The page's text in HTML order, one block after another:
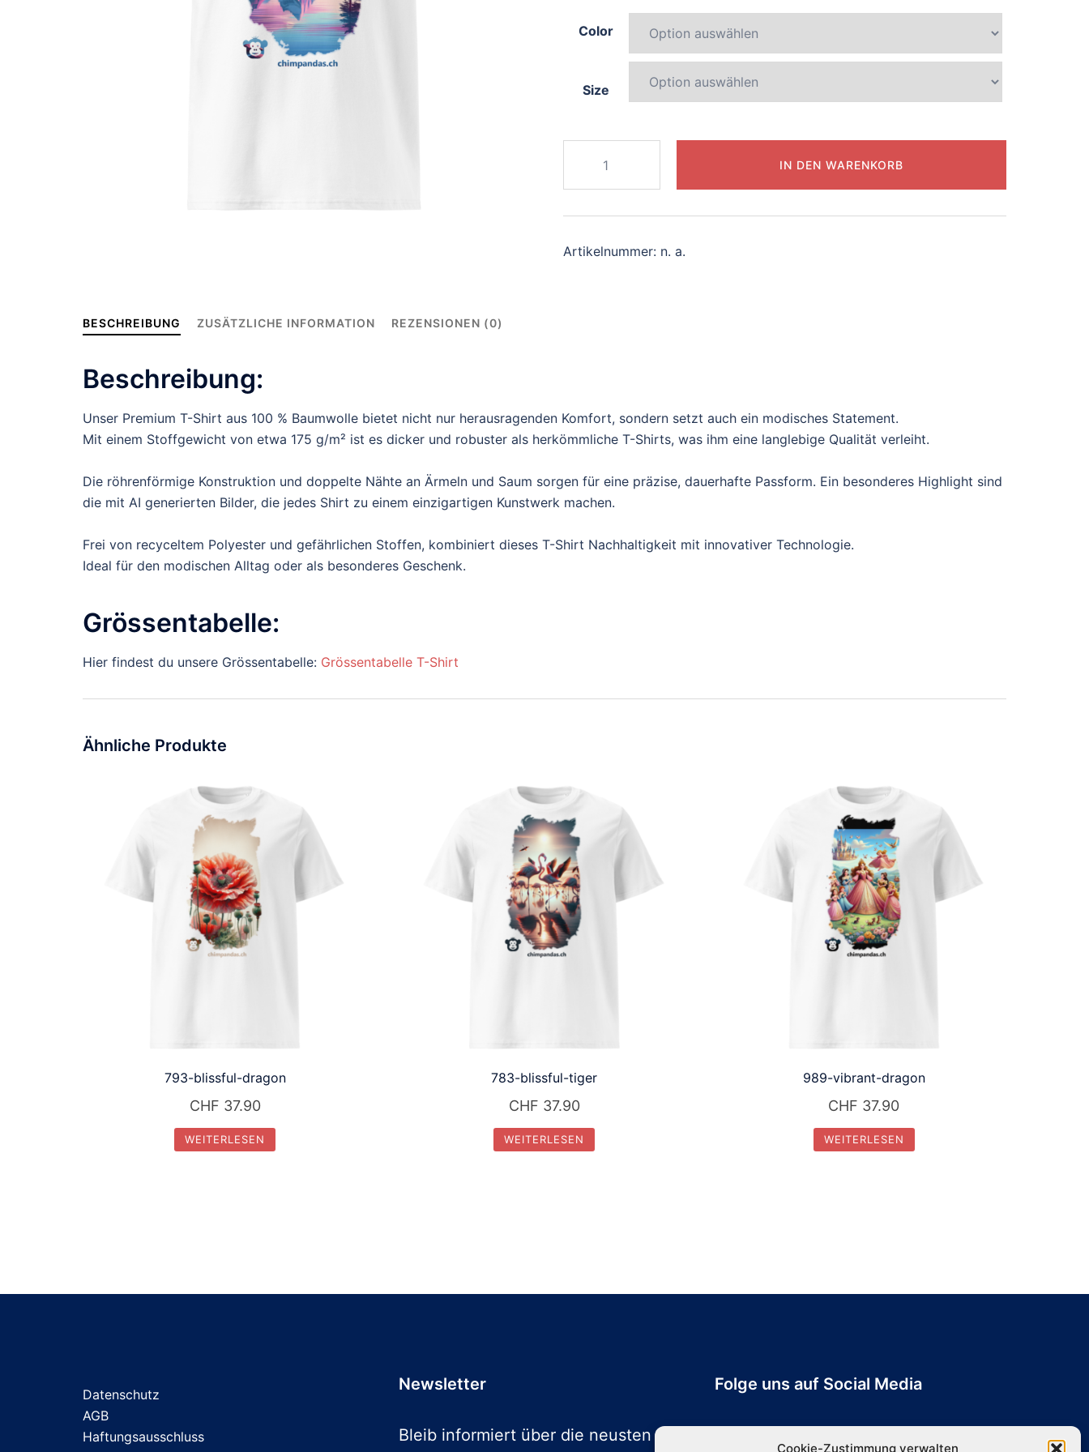
Cookie-Zustimmung verwalten
Color
Size
charming-
sphinx
Menge
IN DEN WARENKORB
Artikelnummer: n. a.
BESCHREIBUNG ZUSÄTZLICHE INFORMATION REZENSIONEN (0)
Beschreibung:
Unser Premium T-Shirt aus 100 % Baumwolle bietet nicht nur herausragenden Komfort, sondern setzt auch ein modisches Statement.
Mit einem Stoffgewicht von etwa 175 g/m² ist es dicker und robuster als herkömmliche T-Shirts, was ihm eine langlebige Qualität verleiht.
Die röhrenförmige Konstruktion und doppelte Nähte an Ärmeln und Saum sorgen für eine präzise, dauerhafte Passform. Ein besonderes Highlight sind
die mit AI generierten Bilder, die jedes Shirt zu einem einzigartigen Kunstwerk machen.
Frei von recyceltem Polyester und gefährlichen Stoffen, kombiniert dieses T-Shirt Nachhaltigkeit mit innovativer Technologie.
Ideal für den modischen Alltag oder als besonderes Geschenk.
Grössentabelle:
Hier findest du unsere Grössentabelle: Grössentabelle T-Shirt
Ähnliche Produkte
793-blissful-dragon
CHF 37.90
WEITERLESEN
783-blissful-tiger
CHF 37.90
WEITERLESEN
989-vibrant-dragon
CHF 37.90
WEITERLESEN
Datenschutz
AGB
Haftungsausschluss
Newsletter
Bleib informiert über die neusten
Folge uns auf Social Media